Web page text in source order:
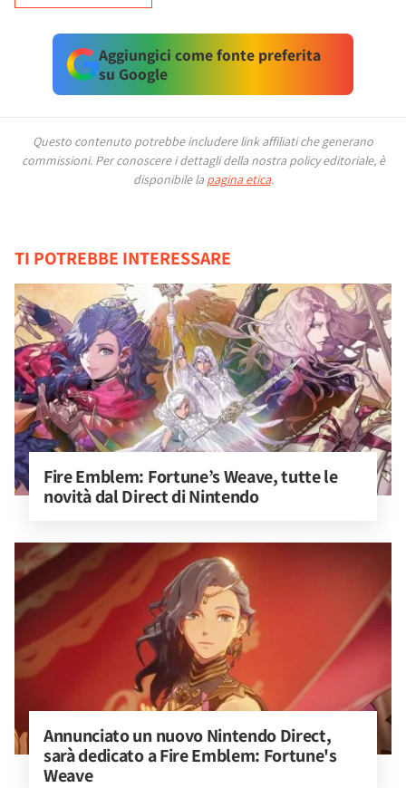
Aggiungici come fonte preferita
su Google
Questo contenuto potrebbe includere link affiliati che generano
commissioni. Per conoscere i dettagli della nostra policy editoriale, è
disponibile la pagina etica.
TI POTREBBE INTERESSARE
Fire Emblem: Fortune’s Weave, tutte le
novità dal Direct di Nintendo
Annunciato un nuovo Nintendo Direct,
sarà dedicato a Fire Emblem: Fortune's
Weave